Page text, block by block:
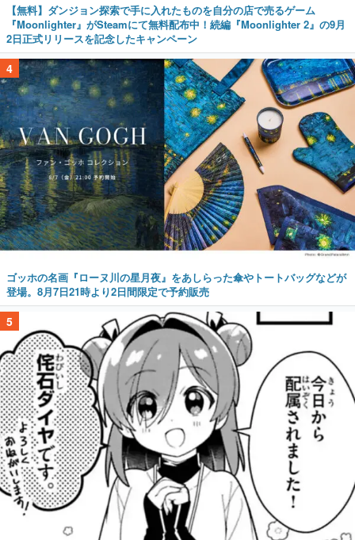
【無料】ダンジョン探索で手に入れたものを自分の店で売るゲーム
『Moonlighter』がSteamにて無料配布中！続編『Moonlighter 2』の9月
2日正式リリースを記念したキャンペーン
4
ゴッホの名画『ローヌ川の星月夜』をあしらった傘やトートバッグなどが
登場。8月7日21時より2日間限定で予約販売
5